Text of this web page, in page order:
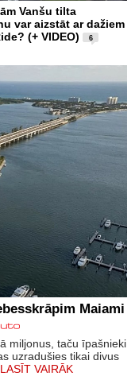
Vanšu tilta
var aizstāt ar dažiem
(+ VIDEO)
6
Maiami
miljonus, taču īpašnieki
uzradušies tikai divus
LASĪT VAIRĀK